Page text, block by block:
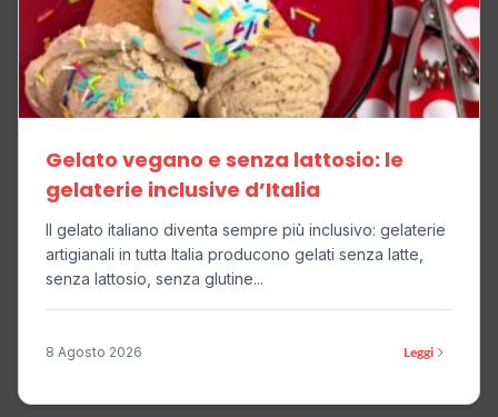
Gelato vegano e senza lattosio: le
gelaterie inclusive d’Italia
Il gelato italiano diventa sempre più inclusivo: gelaterie
artigianali in tutta Italia producono gelati senza latte,
senza lattosio, senza glutine...
8 Agosto 2026 Leggi